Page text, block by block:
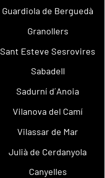
Guardiola de Berguedà
Granollers
Sant Esteve Sesrovires
Sabadell
Sadurní d´Anoia
Vilanova del Camí
Vilassar de Mar
Julià de Cerdanyola
Canyelles